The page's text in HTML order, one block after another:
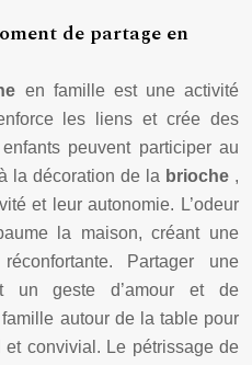
de partage en
en famille est une activité
les liens et crée des
peuvent participer au
la décoration de la brioche ,
et leur autonomie. L’odeur
la maison, créant une
Partager une
un geste d’amour et de
autour de la table pour
et convivial. Le pétrissage de